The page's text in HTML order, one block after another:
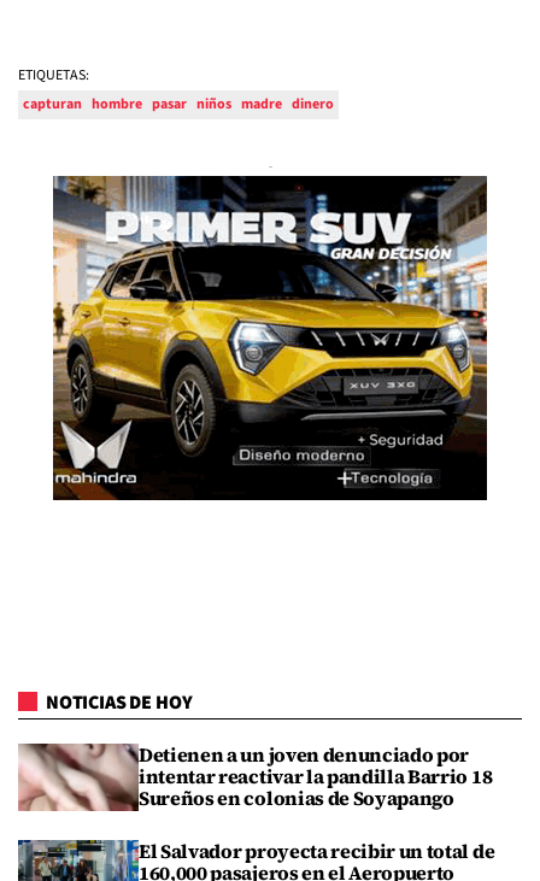
ETIQUETAS:
capturan hombre pasar niños madre dinero
NOTICIAS DE HOY
Detienen a un joven denunciado por
intentar reactivar la pandilla Barrio 18
Sureños en colonias de Soyapango
El Salvador proyecta recibir un total de
160,000 pasajeros en el Aeropuerto